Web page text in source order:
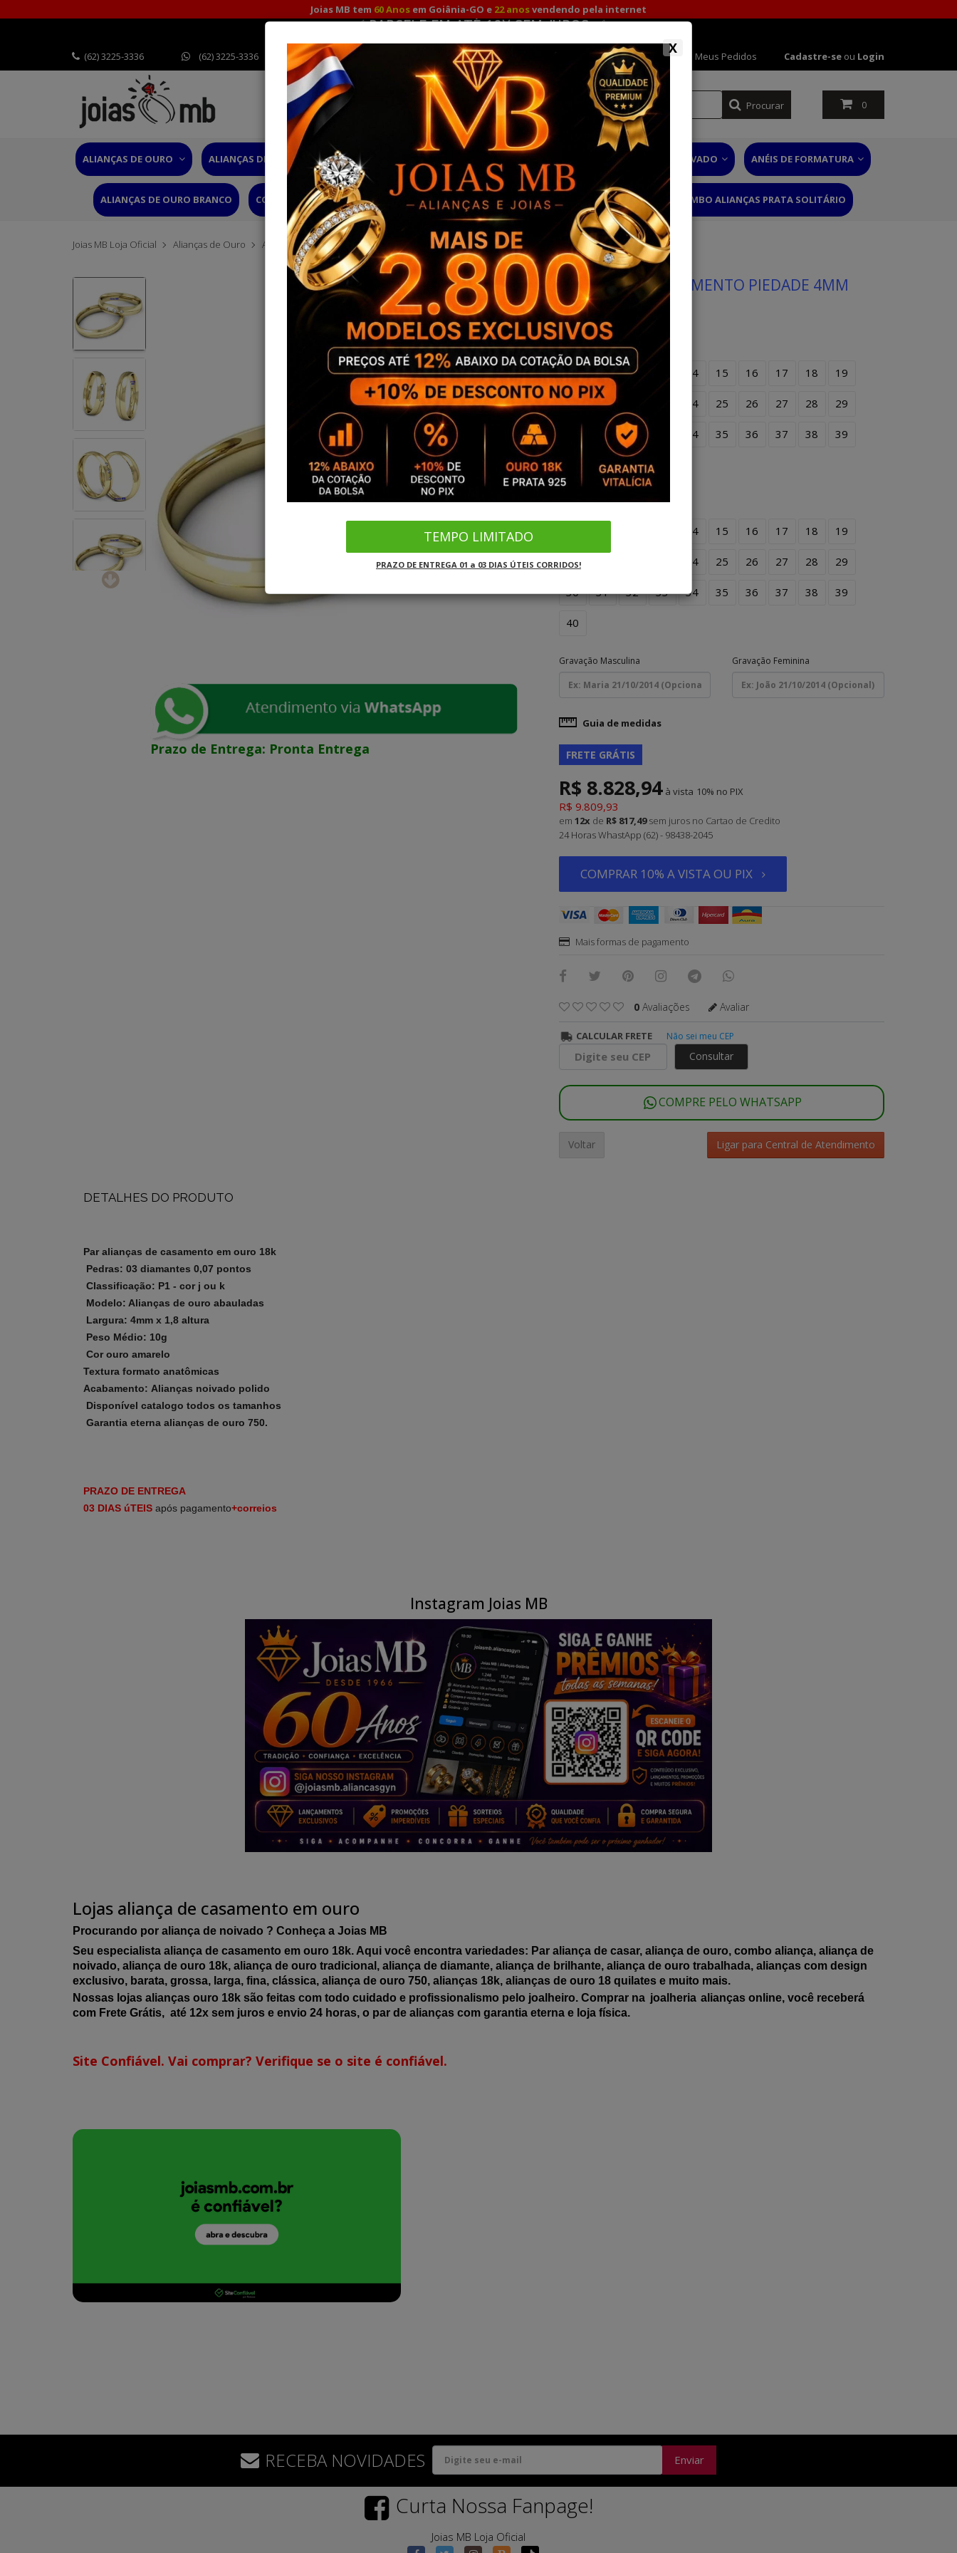
Joias MB tem 60 Anos em Goiânia-GO e 22 anosvendendo pela internet
✅ PARCELE EM ATÉ 12X SEM JUROS ✅
(62) 3225-3336 (62) 3225-3336 Minha Conta Meus Pedidos Cadastre-se ou Login
Promoção para compras à vista com
10%no Pix e Depósito! Procurar 0
ALIANÇAS DE OURO ALIANÇAS DE CASAMENTO ALIANÇAS DE NOIVADO ALIANÇAS DE PRATA ANÉIS DE NOIVADO ANÉIS DE FORMATURA
ALIANÇAS DE OURO BRANCO CORDÕES OURO 18K PULSEIRAS OURO COMBO ALIANÇAS OURO SOLITÁRIO COMBO ALIANÇAS PRATA SOLITÁRIO
Joias MB Loja Oficial Alianças de Ouro Alianças Anatômicas Alianças de Casamento Piedade 4mm
Prazo de Entrega: Pronta Entrega
ALIANÇAS DE CASAMENTO PIEDADE 4MM
MARCA:JOIAS MB - 60 ANOS
REF.5356
Aliança Masculina
10 11 12 14 15 16 17 18 19
20 21 24 25 26 27 28 29
31 32 34 35 36 37 38 39
Aliança Feminina
14 15 16 17 18 19
20 24 25 26 27 28 29
30 31 32 33 34 35 36 37 38 39
40
Gravação Masculina Gravação Feminina
Guia de medidas
FRETE GRÁTIS
R$ 8.828,94 à vista 10%
R$ 9.809,93
em 12x de R$ 817,49 sem juros no Cartao de Credito
24 Horas WhastApp (62) - 98438-2045
COMPRAR 10% A VISTA OU PIX
Mais formas de pagamento
0Avaliações Avaliar
CALCULAR FRETE Não sei meu CEP
Consultar
COMPRE PELO WHATSAPP
Voltar Ligar para Central de Atendimento
DETALHES DO PRODUTO
Par alianças de casamento em ouro 18k
Pedras: 03 diamantes 0,07 pontos
Classificação: P1 - cor j ou k
Modelo: Alianças de ouro abauladas
Largura: 4mm x 1,8 altura
Peso Médio: 10g
Cor ouro amarelo
Textura formato anatômicas
Acabamento: Alianças noivado polido
Disponível catalogo todos os tamanhos
Garantia eterna alianças de ouro 750.
PRAZO DE ENTREGA
03 DIAS úTEIS após pagamento+correios
Instagram Joias MB
Lojas aliança de casamento em ouro
Procurando por aliança de noivado ? Conheça a Joias MB
Seu especialista aliança de casamento em ouro 18k. Aqui você encontra variedades: Par aliança de casar, aliança de ouro, combo aliança, aliança de
noivado, aliança de ouro 18k, aliança de ouro tradicional, aliança de diamante, aliança de brilhante, aliança de ouro trabalhada, alianças com design
exclusivo, barata, grossa, larga, fina, clássica, aliança de ouro 750, alianças 18k, alianças de ouro 18 quilates e muito mais.
Nossas lojas alianças ouro 18k são feitas com todo cuidado e profissionalismo pelo joalheiro. Comprar na joalheria alianças online, você receberá
com Frete Grátis, até 12x sem juros e envio 24 horas, o par de alianças com garantia eterna e loja física.
Site Confiável. Vai comprar? Verifique se o site é confiável.
RECEBA NOVIDADES Enviar
Curta Nossa Fanpage!
Joias MB Loja Oficial
X
TEMPO LIMITADO
PRAZO DE ENTREGA 01 a 03 DIAS ÚTEIS CORRIDOS!